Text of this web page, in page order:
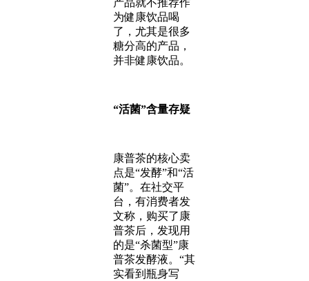
产品就不推荐作
为健康饮品喝
了，尤其是很多
糖分高的产品，
并非健康饮品。
“活菌”含量存疑
康普茶的核心卖
点是“发酵”和“活
菌”。在社交平
台，有消费者发
文称，购买了康
普茶后，发现用
的是“杀菌型”康
普茶发酵液。“其
实看到瓶身写